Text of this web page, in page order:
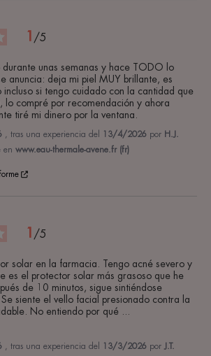
1 /5
durante unas semanas y hace TODO lo
anuncia: deja mi piel MUY brillante, es
incluso si tengo cuidado con la cantidad que
lo compré por recomendación y ahora
tiré mi dinero por la ventana.
, tras una experiencia del 13/4/2026 por H.J.
en www.eau-thermale-avene.fr (fr)
1 /5
solar en la farmacia. Tengo acné severo y
es el protector solar más grasoso que he
de 10 minutos, sigue sintiéndose
siente el vello facial presionado contra la
No entiendo por qué
, tras una experiencia del 13/3/2026 por
J.T.